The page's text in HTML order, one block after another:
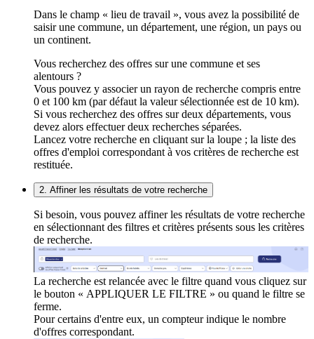
Dans le champ « lieu de travail », vous avez la possibilité de
saisir une commune, un département, une région, un pays ou
un continent.
Vous recherchez des offres sur une commune et ses
alentours ?
Vous pouvez y associer un rayon de recherche compris entre
0 et 100 km (par défaut la valeur sélectionnée est de 10 km).
Si vous recherchez des offres sur deux départements, vous
devez alors effectuer deux recherches séparées.
Lancez votre recherche en cliquant sur la loupe ; la liste des
offres d'emploi correspondant à vos critères de recherche est
restituée.
2. Affiner les résultats de votre recherche
Si besoin, vous pouvez affiner les résultats de votre recherche
en sélectionnant des filtres et critères présents sous les critères
de recherche.
La recherche est relancée avec le filtre quand vous cliquez sur
le bouton « APPLIQUER LE FILTRE » ou quand le filtre se
ferme.
Pour certains d'entre eux, un compteur indique le nombre
d'offres correspondant.